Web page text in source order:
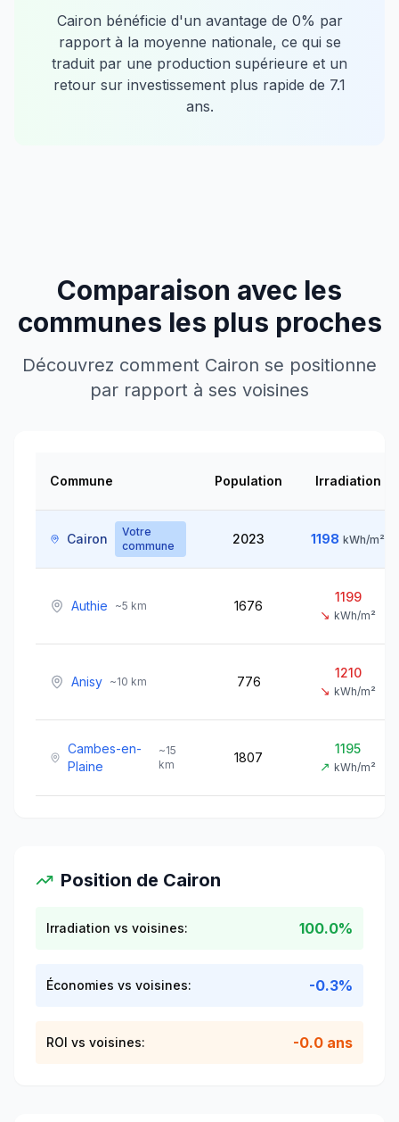
Cairon bénéficie d'un avantage de 0% par
rapport à la moyenne nationale, ce qui se
traduit par une production supérieure et un
retour sur investissement plus rapide de 7.1
ans.
Comparaison avec les
communes les plus proches
Découvrez comment Cairon se positionne
par rapport à ses voisines
Commune Population Irradiation
Cairon
Votre
commune
2023 1198 kWh/m²
Authie ~5 km 1676
1199
↘ kWh/m²
Anisy ~10 km 776
1210
↘ kWh/m²
Cambes-en-
Plaine
~15
km
1807
1195
↗ kWh/m²
Position de Cairon
Irradiation vs voisines: 100.0%
Économies vs voisines: -0.3%
ROI vs voisines: -0.0 ans